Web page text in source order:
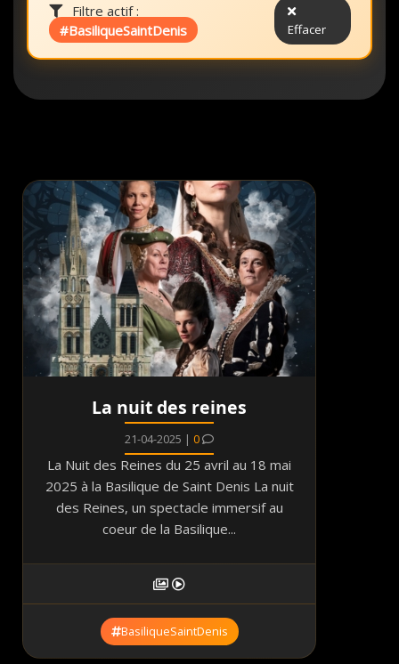
Filtre actif :
#BasiliqueSaintDenis
Effacer
La nuit des reines
21-04-2025 | 0
La Nuit des Reines du 25 avril au 18 mai
2025 à la Basilique de Saint Denis La nuit
des Reines, un spectacle immersif au
coeur de la Basilique...
BasiliqueSaintDenis